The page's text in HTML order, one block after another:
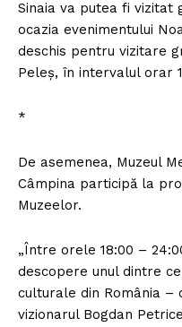
FREEDOM
Despre noi / Echipa
Proiecte editoriale
Rețea
Contact
Sinaia va putea fi vizitat
ocazia evenimentului
deschis pentru vizitare
Peleş, în intervalul orar
*
De asemenea, Muzeul
Câmpina participă la
Muzeelor.
„Între orele 18:00 –
descopere unul dintre
culturale din România –
vizionarul Bogdan